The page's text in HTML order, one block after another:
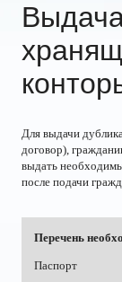
Для выдачи
договор),
выдать
после подачи
Перечень
Паспорт